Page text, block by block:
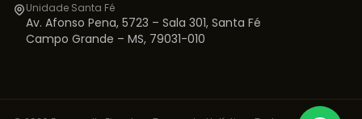
Unidade Santa Fé
Av. Afonso Pena, 5723 – Sala 301, Santa Fé
Campo Grande – MS, 79031-010